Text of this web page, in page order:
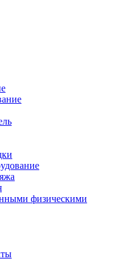
12 лет
физическими